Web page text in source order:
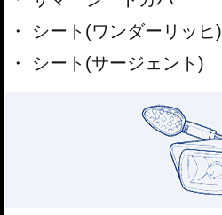
シート(ワンダーリッヒ)
シート(サージェント)